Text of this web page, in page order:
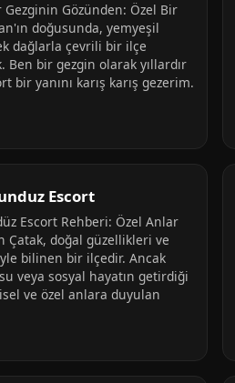
Gezginin Gözünden: Özel Bir
doğusunda, yemyeşil
dağlarla çevrili bir ilçe
Ben bir gezgin olarak yıllardır
bir yanını karış karış gezerim.
Escort
Escort Rehberi: Özel Anlar
Çatak, doğal güzellikleri ve
bilinen bir ilçedir. Ancak
veya sosyal hayatın getirdiği
ve özel anlara duyulan